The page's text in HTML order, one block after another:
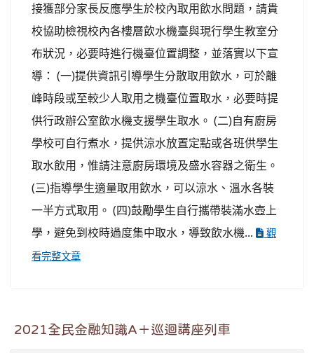
接獲部分家長反應學生於校內取用飲水問題，請貴
校協助檢視校內各樓層飲水機臺與現行學生教室分
布狀況，必要時進行機臺位置調整，並落實以下宣
導： (一)提供資訊引導學生分散取用飲水，可於離
峰時段或至較少人取用之機臺位置取水，必要時提
供行政辦公室飲水機支援學生取水。 (二)自有廚房
學校可自行煮水，提供涼水放置定點或各班供學生
取水飲用，惟請注意廚房環境及盛水容器之衛生。
(三)指導學生適量取用飲水，可以涼水、溫水各裝
一半方式取用。 (四)鼓勵學生自行攜帶裝滿水壺上
學，避免到校時過度集中取水，導致飲水機...
觀
看完整文章
2021全民金融知識A＋巡迴講座列車